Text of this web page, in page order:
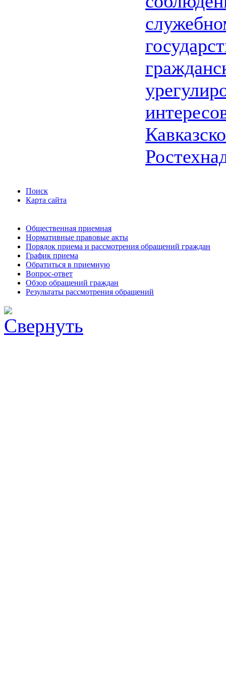
Поиск
Карта сайта
Общественная приемная
Нормативные правовые акты
Порядок приема и рассмотрения обращений граждан
График приема
Обратиться в приемную
Вопрос-ответ
Обзор обращений граждан
Результаты рассмотрения обращений